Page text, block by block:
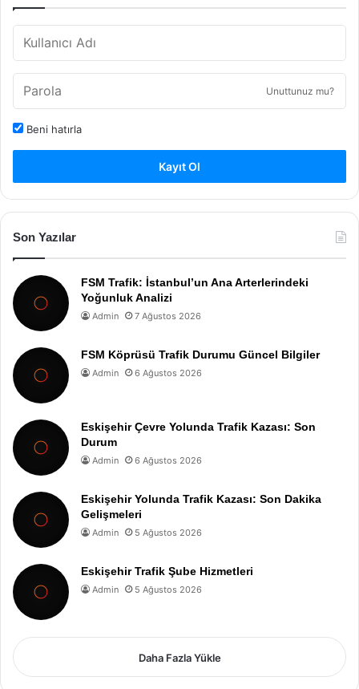
Unuttunuz mu?
Beni hatırla
Kayıt Ol
Son Yazılar
FSM Trafik: İstanbul’un Ana Arterlerindeki
Yoğunluk Analizi
Admin 7 Ağustos 2026
FSM Köprüsü Trafik Durumu Güncel Bilgiler
Admin 6 Ağustos 2026
Eskişehir Çevre Yolunda Trafik Kazası: Son
Durum
Admin 6 Ağustos 2026
Eskişehir Yolunda Trafik Kazası: Son Dakika
Gelişmeleri
Admin 5 Ağustos 2026
Eskişehir Trafik Şube Hizmetleri
Admin 5 Ağustos 2026
Daha Fazla Yükle